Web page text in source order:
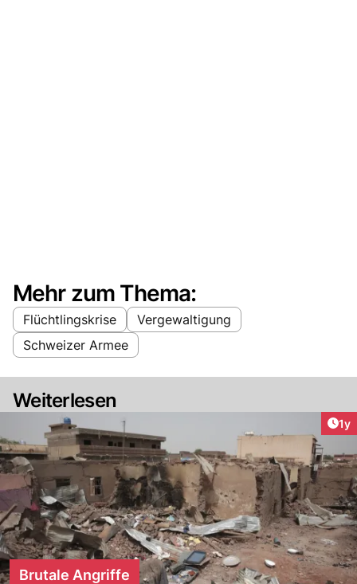
Mehr zum Thema:
Flüchtlingskrise
Vergewaltigung
Schweizer Armee
Weiterlesen
1y
Brutale Angriffe